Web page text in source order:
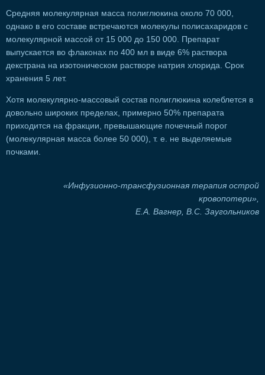
Средняя молекулярная масса полиглюкина около 70 000,
однако в его составе встречаются молекулы полисахаридов с
молекулярной массой от 15 000 до 150 000. Препарат
выпускается во флаконах по 400 мл в виде 6% раствора
декстрана на изотоническом растворе натрия хлорида. Срок
хранения 5 лет.
Хотя молекулярно-массовый состав полиглюкина колеблется в
довольно широких пределах, примерно 50% препарата
приходится на фракции, превышающие почечный порог
(молекулярная масса более 50 000), т. е. не выделяемые
почками.
«Инфузионно-трансфузионная терапия острой
кровопотери»,
Е.А. Вагнер, В.С. Заугольников